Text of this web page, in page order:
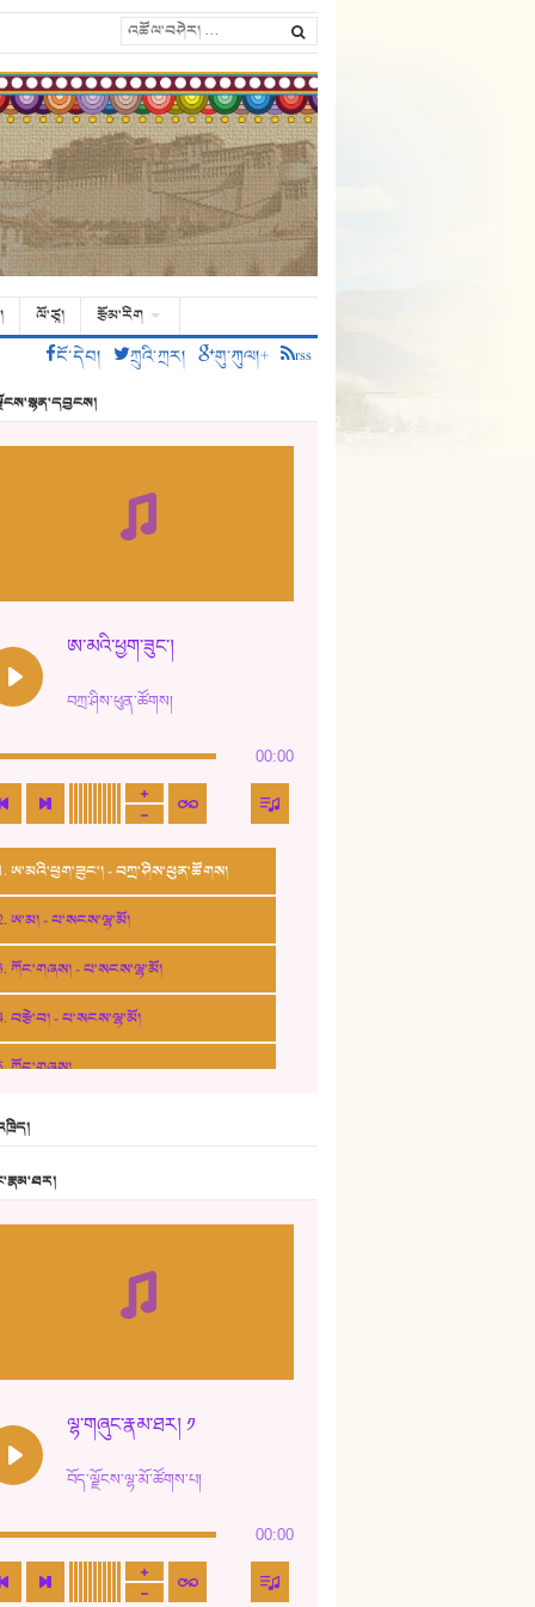
ལོ་ཙཱ།
རྩོམ་རིག
ངོ་དེབ།
ཀྲུའི་ཀྲར། གུ་ཀུལ།+ rss
ཨ་མའི་ཕྱག་ཟུང་།
བཀྲ་ཤིས་ཕུན་ཚོགས།
00:00
ཨ་མའི་ཕྱག་ཟུང་། - བཀྲ་ཤིས་ཕུན་ཚོགས།
ཨ་མ། - པ་སངས་ལྷ་མོ།
ཀོང་གཞས། - པ་སངས་ལྷ་མོ།
བརྩེ་བ། - པ་སངས་ལྷ་མོ།
ཀོང་གཞས།
ཆོལ་གསུམ་བྲོ་གཞས། - སྒྲོན་གསལ།
13. ཆུང་འདྲིས། - ཟླ་སྒྲོན།
ཤམ་པ་ལ་ཡི་སྲས་མོ།
ལྷ་གཞུང་རྣམ་ཐར། ༡
བོད་ལྗོངས་ལྷ་མོ་ཚོགས་པ།
00:00